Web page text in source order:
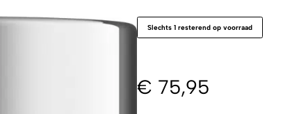
Slechts 1 resterend op voorraad
€ 75,95